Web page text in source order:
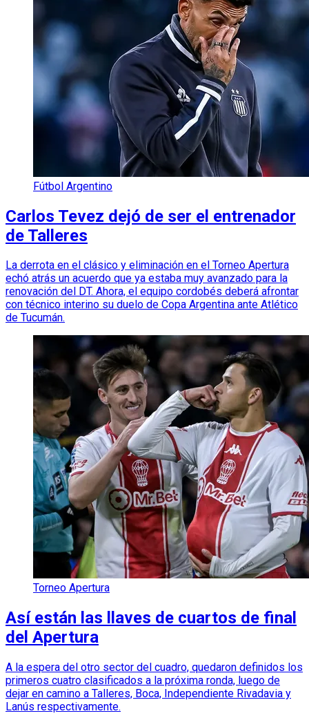
Fútbol Argentino
Carlos Tevez dejó de ser el entrenador
de Talleres
La derrota en el clásico y eliminación en el Torneo Apertura
echó atrás un acuerdo que ya estaba muy avanzado para la
renovación del DT. Ahora, el equipo cordobés deberá afrontar
con técnico interino su duelo de Copa Argentina ante Atlético
de Tucumán.
Torneo Apertura
Así están las llaves de cuartos de final
del Apertura
A la espera del otro sector del cuadro, quedaron definidos los
primeros cuatro clasificados a la próxima ronda, luego de
dejar en camino a Talleres, Boca, Independiente Rivadavia y
Lanús respectivamente.